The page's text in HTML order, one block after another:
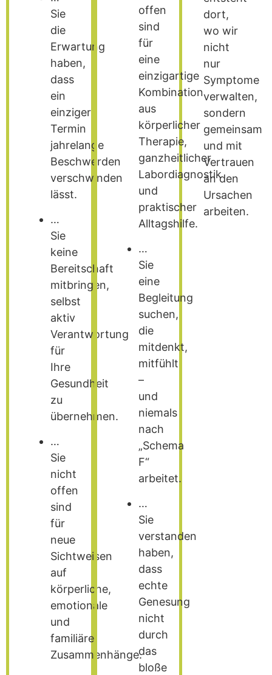
Sie
die
Erwartung
haben,
dass
ein
einziger
Termin
jahrelange
Beschwerden
verschwinden
lässt.
…
Sie
keine
Bereitschaft
mitbringen,
selbst
aktiv
Verantwortung
für
Ihre
Gesundheit
zu
übernehmen.
…
Sie
nicht
offen
sind
für
neue
Sichtweisen
auf
körperliche,
emotionale
und
familiäre
Zusammenhänge.
offen
sind
für
eine
einzigartige
Kombination
aus
körperlicher
Therapie,
ganzheitlicher
Labordiagnostik
und
praktischer
Alltagshilfe.
…
Sie
eine
Begleitung
suchen,
die
mitdenkt,
mitfühlt
–
und
niemals
nach
„Schema
F“
arbeitet.
…
Sie
verstanden
haben,
dass
echte
Genesung
nicht
durch
das
bloße
dort,
wo wir
nicht
nur
Symptome
verwalten,
sondern
gemeinsam
und mit
Vertrauen
an den
Ursachen
arbeiten.